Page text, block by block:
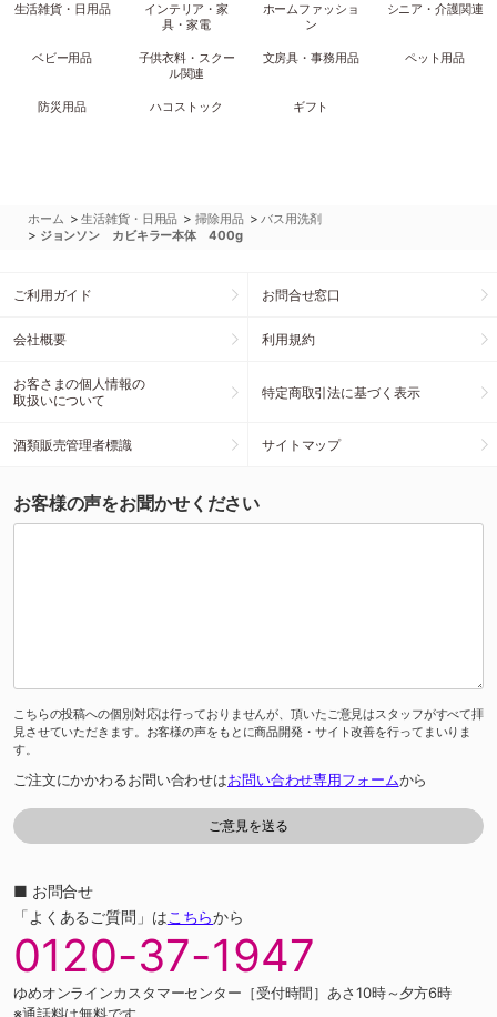
生活雑貨・日用品
インテリア・家
具・家電
ホームファッショ
ン
シニア・介護関連
ベビー用品
子供衣料・スクー
ル関連
文房具・事務用品 ペット用品
防災用品 ハコストック ギフト
ホーム >生活雑貨・日用品 >掃除用品 >バス用洗剤
> ジョンソン カビキラー本体 400g
ご利用ガイド お問合せ窓口
会社概要 利用規約
お客さまの個人情報の
取扱いについて
特定商取引法に基づく表示
酒類販売管理者標識 サイトマップ
お客様の声をお聞かせください
こちらの投稿への個別対応は行っておりませんが、頂いたご意見はスタッフがすべて拝
見させていただきます。お客様の声をもとに商品開発・サイト改善を行ってまいりま
す。
ご注文にかかわるお問い合わせはお問い合わせ専用フォームから
■ お問合せ
「よくあるご質問」はこちらから
0120-37-1947
ゆめオンラインカスタマーセンター［受付時間］あさ10時～夕方6時